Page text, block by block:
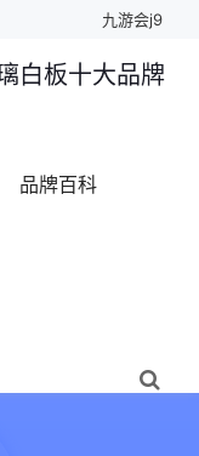
九游会j9
白板十大品牌
品牌百科